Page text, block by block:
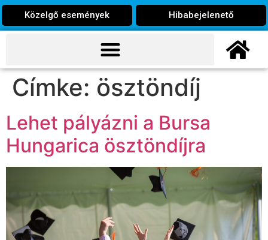
Közelgő események Hibabejelenető
Címke: ösztöndíj
Lehet pályázni a Bursa
Hungarica ösztöndíjra